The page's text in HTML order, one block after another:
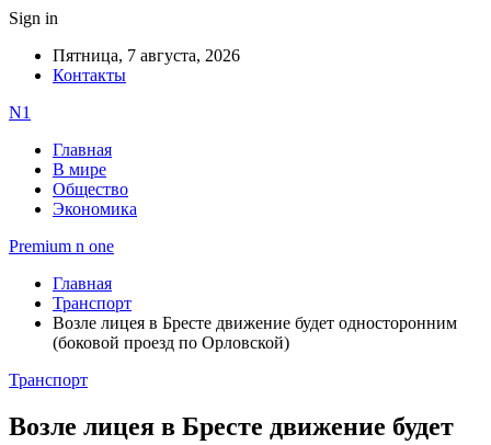
Sign in
Пятница, 7 августа, 2026
Контакты
N1
Главная
В мире
Общество
Экономика
Premium n one
Главная
Транспорт
Возле лицея в Бресте движение будет односторонним
(боковой проезд по Орловской)
Транспорт
Возле лицея в Бресте движение будет